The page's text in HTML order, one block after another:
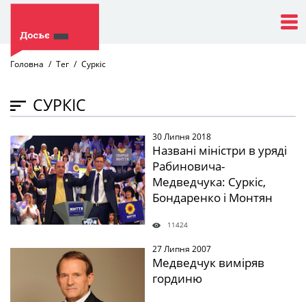
Головна Тег Суркіс
СУРКІС
" /> 30 Липня 2018
Названі міністри в уряді
Рабиновича-
Медведчука: Суркіс,
Бондаренко і Монтян
11424
27 Липня 2007
Медведчук виміряв
гординю